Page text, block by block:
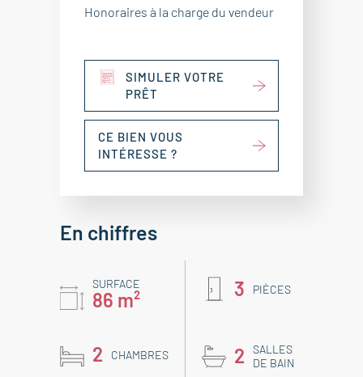
Honoraires à la charge du vendeur
SIMULER VOTRE
PRÊT
CE BIEN VOUS
INTÉRESSE ?
En chiffres
SURFACE
86 m² 3 PIÈCES
2 CHAMBRES 2
SALLES
DE BAIN